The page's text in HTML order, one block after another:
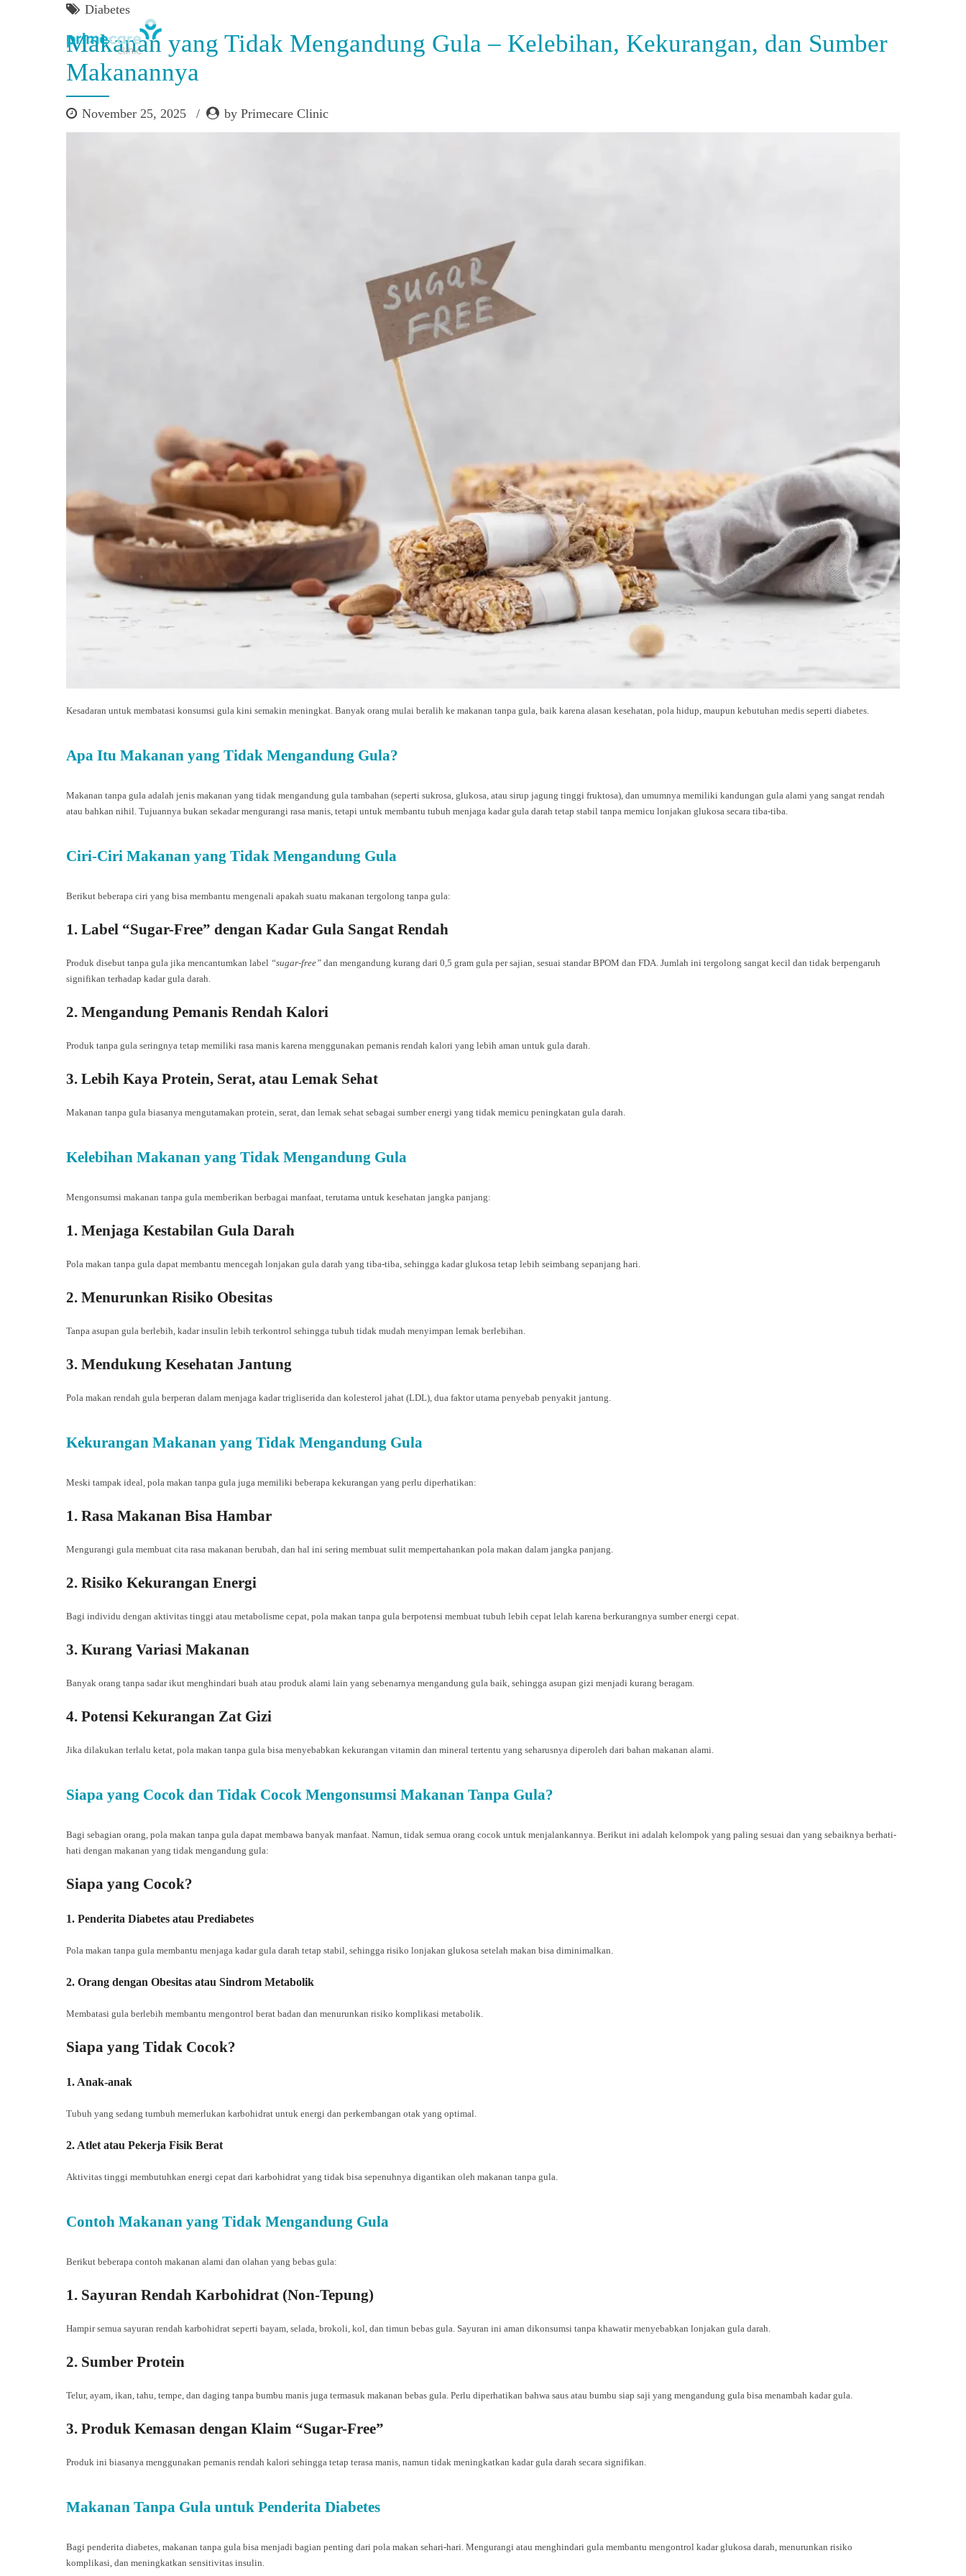
Diabetes
Makanan yang Tidak Mengandung Gula – Kelebihan, Kekurangan, dan Sumber
Makanannya
November 25, 2025 by Primecare Clinic
Kesadaran untuk membatasi konsumsi gula kini semakin meningkat. Banyak orang mulai beralih ke makanan tanpa gula, baik karena alasan kesehatan, pola hidup, maupun kebutuhan medis seperti diabetes.
Apa Itu Makanan yang Tidak Mengandung Gula?
Makanan tanpa gula adalah jenis makanan yang tidak mengandung gula tambahan (seperti sukrosa, glukosa, atau sirup jagung tinggi fruktosa), dan umumnya memiliki kandungan gula alami yang sangat rendah
atau bahkan nihil. Tujuannya bukan sekadar mengurangi rasa manis, tetapi untuk membantu tubuh menjaga kadar gula darah tetap stabil tanpa memicu lonjakan glukosa secara tiba-tiba.
Ciri-Ciri Makanan yang Tidak Mengandung Gula
Berikut beberapa ciri yang bisa membantu mengenali apakah suatu makanan tergolong tanpa gula:
1. Label “Sugar-Free” dengan Kadar Gula Sangat Rendah
Produk disebut tanpa gula jika mencantumkan label “sugar-free” dan mengandung kurang dari 0,5 gram gula per sajian, sesuai standar BPOM dan FDA. Jumlah ini tergolong sangat kecil dan tidak berpengaruh
signifikan terhadap kadar gula darah.
2. Mengandung Pemanis Rendah Kalori
Produk tanpa gula seringnya tetap memiliki rasa manis karena menggunakan pemanis rendah kalori yang lebih aman untuk gula darah.
3. Lebih Kaya Protein, Serat, atau Lemak Sehat
Makanan tanpa gula biasanya mengutamakan protein, serat, dan lemak sehat sebagai sumber energi yang tidak memicu peningkatan gula darah.
Kelebihan Makanan yang Tidak Mengandung Gula
Mengonsumsi makanan tanpa gula memberikan berbagai manfaat, terutama untuk kesehatan jangka panjang:
1. Menjaga Kestabilan Gula Darah
Pola makan tanpa gula dapat membantu mencegah lonjakan gula darah yang tiba-tiba, sehingga kadar glukosa tetap lebih seimbang sepanjang hari.
2. Menurunkan Risiko Obesitas
Tanpa asupan gula berlebih, kadar insulin lebih terkontrol sehingga tubuh tidak mudah menyimpan lemak berlebihan.
3. Mendukung Kesehatan Jantung
Pola makan rendah gula berperan dalam menjaga kadar trigliserida dan kolesterol jahat (LDL), dua faktor utama penyebab penyakit jantung.
Kekurangan Makanan yang Tidak Mengandung Gula
Meski tampak ideal, pola makan tanpa gula juga memiliki beberapa kekurangan yang perlu diperhatikan:
1. Rasa Makanan Bisa Hambar
Mengurangi gula membuat cita rasa makanan berubah, dan hal ini sering membuat sulit mempertahankan pola makan dalam jangka panjang.
2. Risiko Kekurangan Energi
Bagi individu dengan aktivitas tinggi atau metabolisme cepat, pola makan tanpa gula berpotensi membuat tubuh lebih cepat lelah karena berkurangnya sumber energi cepat.
3. Kurang Variasi Makanan
Banyak orang tanpa sadar ikut menghindari buah atau produk alami lain yang sebenarnya mengandung gula baik, sehingga asupan gizi menjadi kurang beragam.
4. Potensi Kekurangan Zat Gizi
Jika dilakukan terlalu ketat, pola makan tanpa gula bisa menyebabkan kekurangan vitamin dan mineral tertentu yang seharusnya diperoleh dari bahan makanan alami.
Siapa yang Cocok dan Tidak Cocok Mengonsumsi Makanan Tanpa Gula?
Bagi sebagian orang, pola makan tanpa gula dapat membawa banyak manfaat. Namun, tidak semua orang cocok untuk menjalankannya. Berikut ini adalah kelompok yang paling sesuai dan yang sebaiknya berhati-
hati dengan makanan yang tidak mengandung gula:
Siapa yang Cocok?
1. Penderita Diabetes atau Prediabetes
Pola makan tanpa gula membantu menjaga kadar gula darah tetap stabil, sehingga risiko lonjakan glukosa setelah makan bisa diminimalkan.
2. Orang dengan Obesitas atau Sindrom Metabolik
Membatasi gula berlebih membantu mengontrol berat badan dan menurunkan risiko komplikasi metabolik.
Siapa yang Tidak Cocok?
1. Anak-anak
Tubuh yang sedang tumbuh memerlukan karbohidrat untuk energi dan perkembangan otak yang optimal.
2. Atlet atau Pekerja Fisik Berat
Aktivitas tinggi membutuhkan energi cepat dari karbohidrat yang tidak bisa sepenuhnya digantikan oleh makanan tanpa gula.
Contoh Makanan yang Tidak Mengandung Gula
Berikut beberapa contoh makanan alami dan olahan yang bebas gula:
1. Sayuran Rendah Karbohidrat (Non-Tepung)
Hampir semua sayuran rendah karbohidrat seperti bayam, selada, brokoli, kol, dan timun bebas gula. Sayuran ini aman dikonsumsi tanpa khawatir menyebabkan lonjakan gula darah.
2. Sumber Protein
Telur, ayam, ikan, tahu, tempe, dan daging tanpa bumbu manis juga termasuk makanan bebas gula. Perlu diperhatikan bahwa saus atau bumbu siap saji yang mengandung gula bisa menambah kadar gula.
3. Produk Kemasan dengan Klaim “Sugar-Free”
Produk ini biasanya menggunakan pemanis rendah kalori sehingga tetap terasa manis, namun tidak meningkatkan kadar gula darah secara signifikan.
Makanan Tanpa Gula untuk Penderita Diabetes
Bagi penderita diabetes, makanan tanpa gula bisa menjadi bagian penting dari pola makan sehari-hari. Mengurangi atau menghindari gula membantu mengontrol kadar glukosa darah, menurunkan risiko
komplikasi, dan meningkatkan sensitivitas insulin.